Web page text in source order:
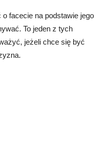
facecie na podstawie jego
To jeden z tych
jeżeli chce się być